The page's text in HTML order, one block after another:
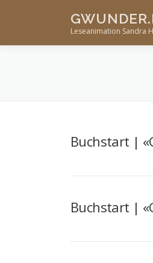
Leseanimation Sandra
Buchstart |
Buchstart |